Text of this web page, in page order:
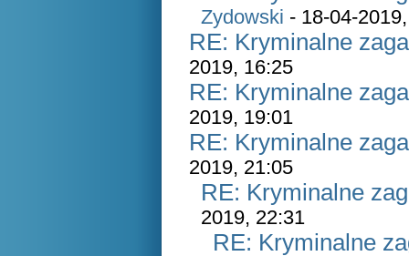
Zydowski - 18-04-
RE: Kryminalne
2019, 16:25
RE: Kryminalne
2019, 19:01
RE: Kryminalne
2019, 21:05
RE: Kryminalne
2019, 22:31
RE: Kryminalne